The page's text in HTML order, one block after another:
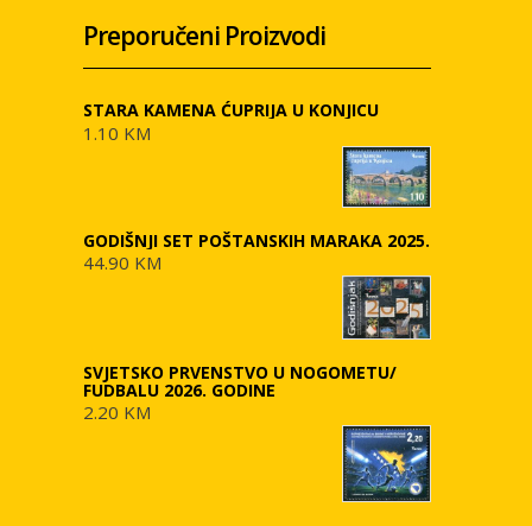
Preporučeni Proizvodi
STARA KAMENA ĆUPRIJA U KONJICU
1.10 KM
GODIŠNJI SET POŠTANSKIH MARAKA 2025.
44.90 KM
SVJETSKO PRVENSTVO U NOGOMETU/
FUDBALU 2026. GODINE
2.20 KM